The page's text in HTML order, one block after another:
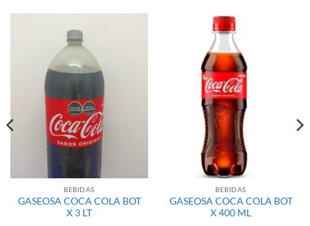
BEBIDAS
GASEOSA COCA COLA BOT
X 3 LT
BEBIDAS
GASEOSA COCA COLA BOT
X 400 ML